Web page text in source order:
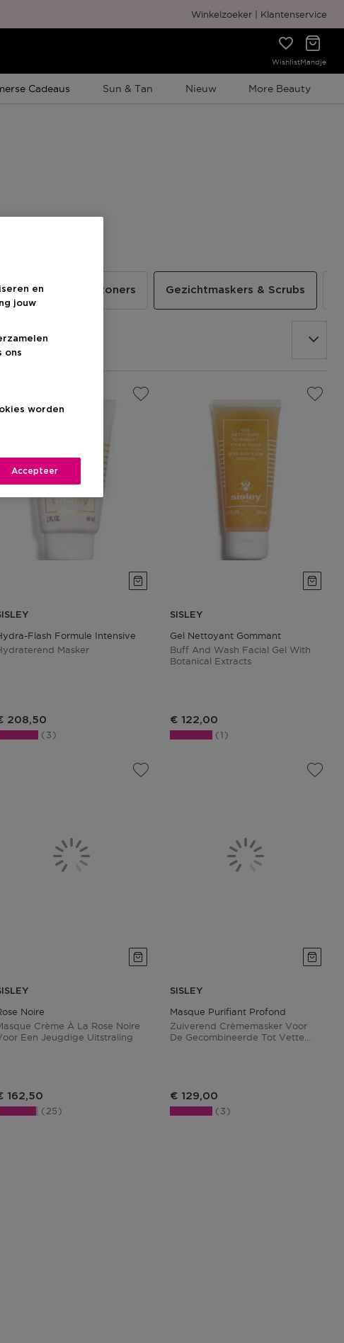
Gratis cadeauverpakking
Winkelzoeker Klantenservice
WishlistMandje
Promotie
Cadeaus Sun & Tan Nieuw More Beauty
up removers & toners Gezichtmaskers & Scrubs
Flash Formule Intensive
Masker
208,50
3
SISLEY
Gel Nettoyant Gommant
Buff And Wash Facial Gel With
Botanical Extracts
€ 122,00
1
Noire
Crème À La Rose Noire
Een Jeugdige Uitstraling
162,50
25
SISLEY
Masque Purifiant Profond
Zuiverend Crèmemasker Voor
De Gecombineerde Tot Vette
€ 129,00
3
en
jouw
ons
worden
Accepteer